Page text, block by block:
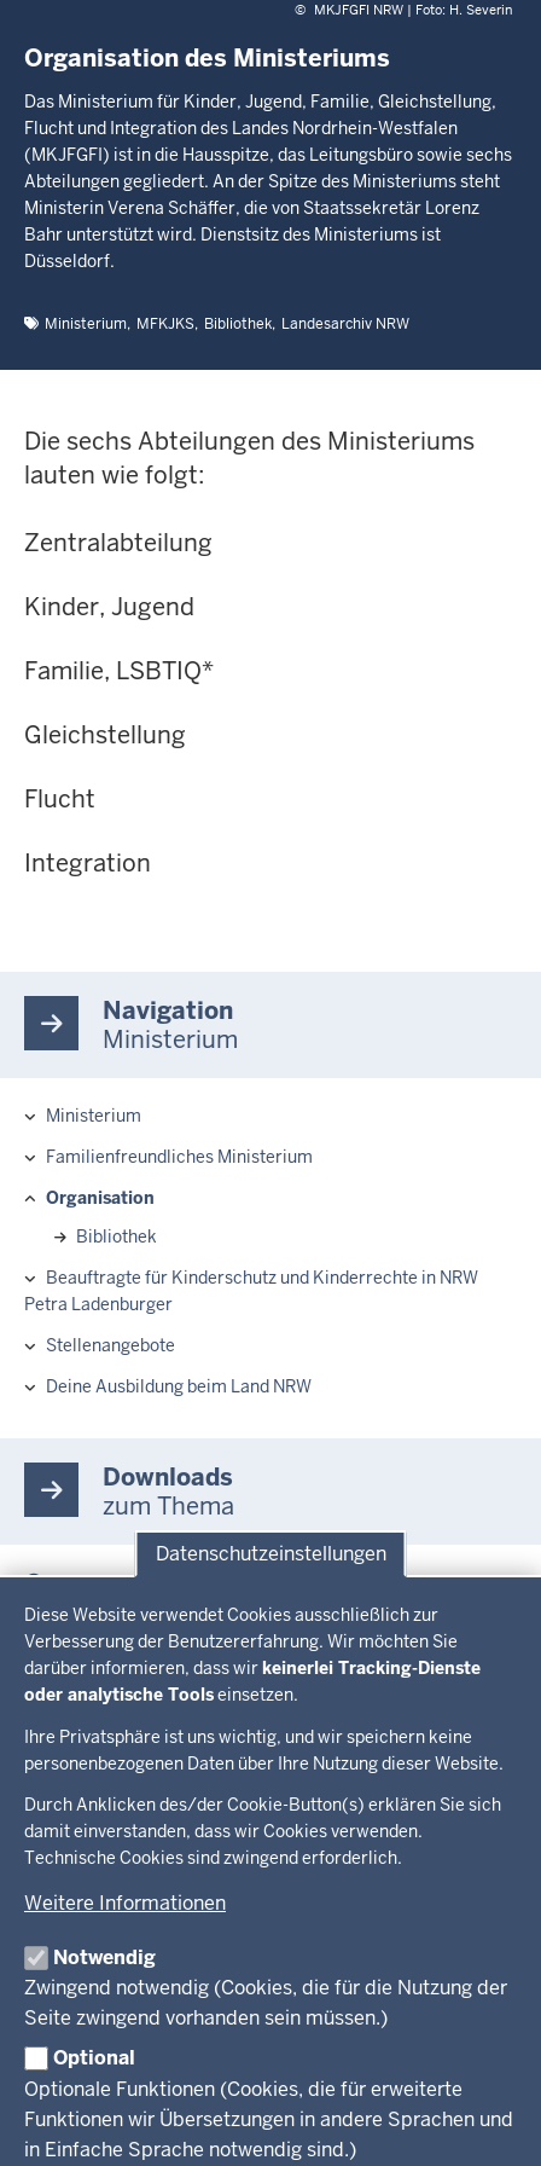
Datenschutzeinstellungen
Diese Website verwendet Cookies ausschließlich zur
Verbesserung der Benutzererfahrung. Wir möchten Sie
darüber informieren, dass wirkeinerlei Tracking-Dienste
oder analytische Toolseinsetzen.
Ihre Privatsphäre ist uns wichtig, und wir speichern keine
personenbezogenen Daten über Ihre Nutzung dieser Website.
Durch Anklicken des/der Cookie-Button(s) erklären Sie sich
damit einverstanden, dass wir Cookies verwenden.
Technische Cookies sind zwingend erforderlich.
Weitere Informationen
Notwendig
Zwingend notwendig (Cookies, die für die Nutzung der
Seite zwingend vorhanden sein müssen.)
Optional
Optionale Funktionen (Cookies, die für erweiterte
Funktionen wir Übersetzungen in andere Sprachen und
in Einfache Sprache notwendig sind.)
© MKJFGFI NRW | Foto: H. Severin
Organisation des Ministeriums
Das Ministerium für Kinder, Jugend, Familie, Gleichstellung,
Flucht und Integration des Landes Nordrhein-Westfalen
(MKJFGFI) ist in die Hausspitze, das Leitungsbüro sowie sechs
Abteilungen gegliedert. An der Spitze des Ministeriums steht
Ministerin Verena Schäffer, die von Staatssekretär Lorenz
Bahr unterstützt wird. Dienstsitz des Ministeriums ist
Düsseldorf.
Ministerium MFKJKS Bibliothek Landesarchiv NRW
Die sechs Abteilungen des Ministeriums
lauten wie folgt:
Zentralabteilung
Kinder, Jugend
Familie, LSBTIQ*
Gleichstellung
Flucht
Integration
Navigation
Ministerium
Ministerium
Familienfreundliches Ministerium
Organisation
Bibliothek
Beauftragte für Kinderschutz und Kinderrechte in NRW
Petra Ladenburger
Stellenangebote
Deine Ausbildung beim Land NRW
Downloads
zum Thema
Organisationsplan Stand 1. August 2026
PDF, 104,9 KB
Geschäftsverteilungsplan 2. Quartal 2026
PDF, 576,06 KB
Inhalte
Im Überblick
Inhalt
in
der
Fußzeile
Menü
Ministerium
Kinder
Jugend
Familie
LSBTIQ*
Gleichstellung
Presse
Pressemitteilungen
Pressekontakt
Fotos
RSS-Feeds
Broschürenservice
Bibliothek
Newsletter
#WTFuture